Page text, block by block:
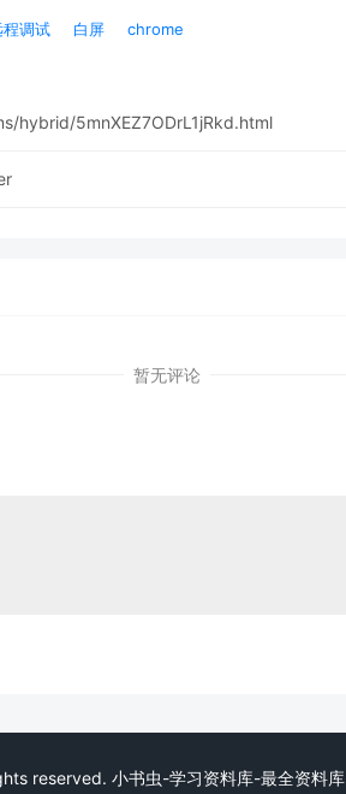
程调试 白屏 chrome
hybrid/5mnXEZ7ODrL1jRkd.html
暂无评论
reserved. 小书虫-学习资料库-最全资料库